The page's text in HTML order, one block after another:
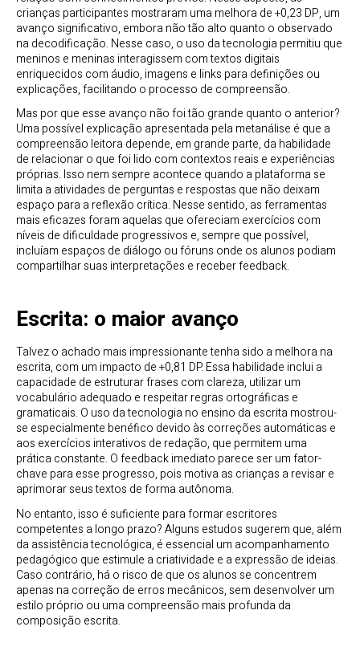
crianças participantes mostraram uma melhora de +0,23 DP, um
avanço significativo, embora não tão alto quanto o observado
na decodificação. Nesse caso, o uso da tecnologia permitiu que
meninos e meninas interagissem com textos digitais
enriquecidos com áudio, imagens e links para definições ou
explicações, facilitando o processo de compreensão.
Mas por que esse avanço não foi tão grande quanto o anterior?
Uma possível explicação apresentada pela metanálise é que a
compreensão leitora depende, em grande parte, da habilidade
de relacionar o que foi lido com contextos reais e experiências
próprias. Isso nem sempre acontece quando a plataforma se
limita a atividades de perguntas e respostas que não deixam
espaço para a reflexão crítica. Nesse sentido, as ferramentas
mais eficazes foram aquelas que ofereciam exercícios com
níveis de dificuldade progressivos e, sempre que possível,
incluíam espaços de diálogo ou fóruns onde os alunos podiam
compartilhar suas interpretações e receber feedback.
Escrita: o maior avanço
Talvez o achado mais impressionante tenha sido a melhora na
escrita, com um impacto de +0,81 DP. Essa habilidade inclui a
capacidade de estruturar frases com clareza, utilizar um
vocabulário adequado e respeitar regras ortográficas e
gramaticais. O uso da tecnologia no ensino da escrita mostrou-
se especialmente benéfico devido às correções automáticas e
aos exercícios interativos de redação, que permitem uma
prática constante. O feedback imediato parece ser um fator-
chave para esse progresso, pois motiva as crianças a revisar e
aprimorar seus textos de forma autônoma.
No entanto, isso é suficiente para formar escritores
competentes a longo prazo? Alguns estudos sugerem que, além
da assistência tecnológica, é essencial um acompanhamento
pedagógico que estimule a criatividade e a expressão de ideias.
Caso contrário, há o risco de que os alunos se concentrem
apenas na correção de erros mecânicos, sem desenvolver um
estilo próprio ou uma compreensão mais profunda da
composição escrita.